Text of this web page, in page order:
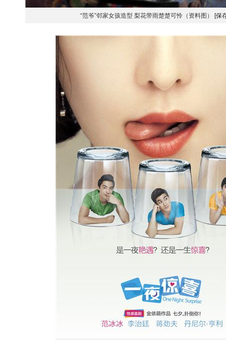
“范爷”邻家女孩造型 梨花带雨楚楚可怜（资料图） [保